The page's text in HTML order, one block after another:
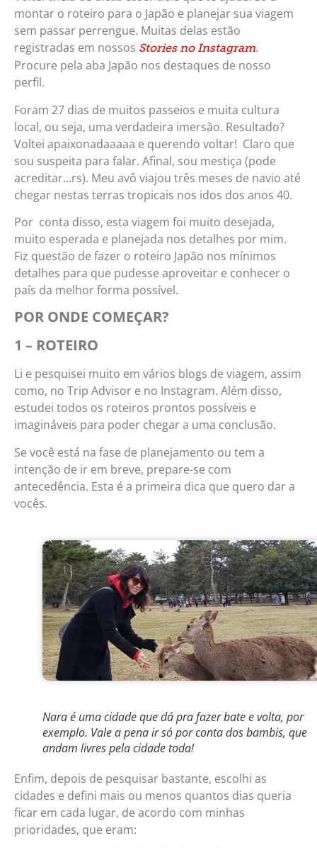
montar o roteiro para o Japão e planejar sua viagem
sem passar perrengue. Muitas delas estão
registradas em nossos Stories no Instagram.
Procure pela aba Japão nos destaques de nosso
perfil.
Foram 27 dias de muitos passeios e muita cultura
local, ou seja, uma verdadeira imersão. Resultado?
Voltei apaixonadaaaaa e querendo voltar! Claro que
sou suspeita para falar. Afinal, sou mestiça (pode
acreditar…rs). Meu avô viajou três meses de navio até
chegar nestas terras tropicais nos idos dos anos 40.
Por conta disso, esta viagem foi muito desejada,
muito esperada e planejada nos detalhes por mim.
Fiz questão de fazer o roteiro Japão nos mínimos
detalhes para que pudesse aproveitar e conhecer o
país da melhor forma possível.
POR ONDE COMEÇAR?
1 – ROTEIRO
Li e pesquisei muito em vários blogs de viagem, assim
como, no Trip Advisor e no Instagram. Além disso,
estudei todos os roteiros prontos possíveis e
imagináveis para poder chegar a uma conclusão.
Se você está na fase de planejamento ou tem a
intenção de ir em breve, prepare-se com
antecedência. Esta é a primeira dica que quero dar a
vocês.
Nara é uma cidade que dá pra fazer bate e volta, por
exemplo. Vale a pena ir só por conta dos bambis, que
andam livres pela cidade toda!
Enfim, depois de pesquisar bastante, escolhi as
cidades e defini mais ou menos quantos dias queria
ficar em cada lugar, de acordo com minhas
prioridades, que eram: